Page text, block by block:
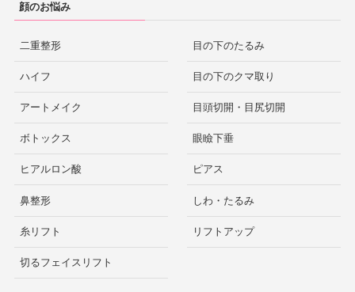
顔のお悩み
二重整形
ハイフ
アートメイク
ボトックス
ヒアルロン酸
鼻整形
糸リフト
切るフェイスリフト
目の下のたるみ
目の下のクマ取り
目頭切開・目尻切開
眼瞼下垂
ピアス
しわ・たるみ
リフトアップ